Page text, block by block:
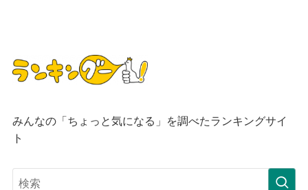
みんなの「ちょっと気になる」を調べたランキングサイ
ト